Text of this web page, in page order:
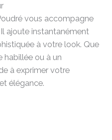
vous accompagne
ajoute instantanément
à votre look. Que
habillée ou à un
à exprimer votre
élégance.